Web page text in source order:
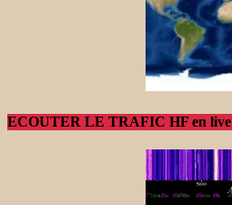
ECOUTER LE TRAFIC HF en live